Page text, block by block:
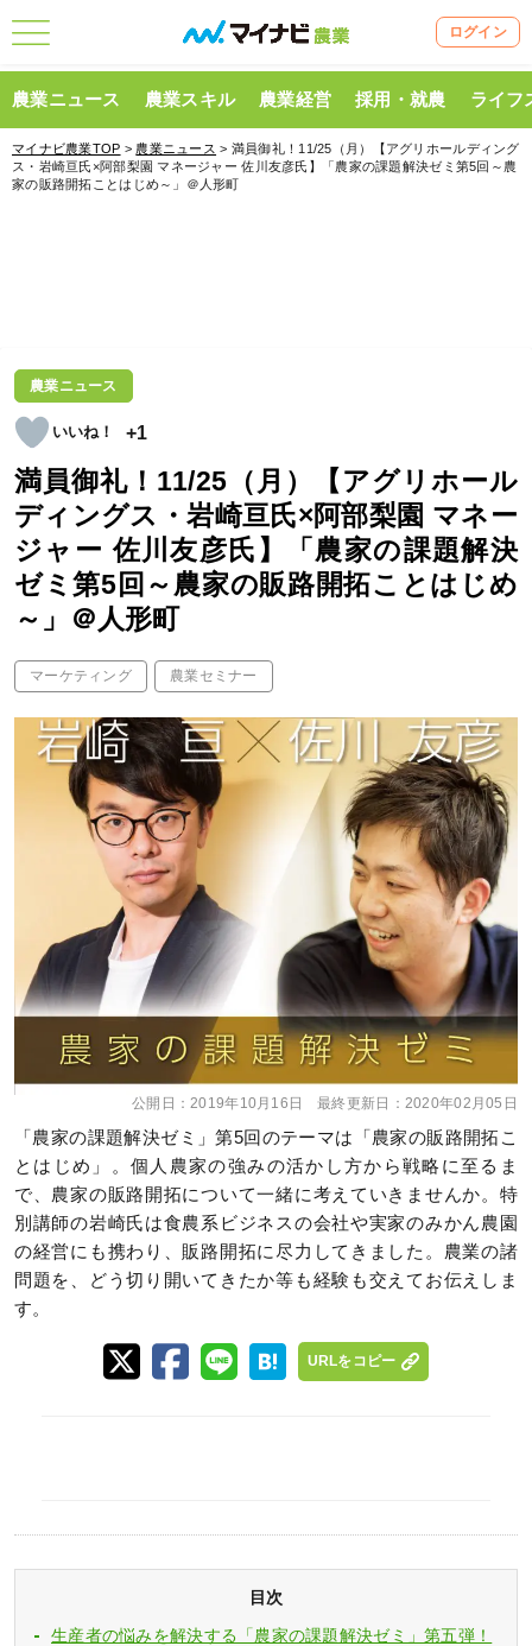
ログイン
農業ニュース 農業スキル 農業経営 採用・就農 ライフ
マイナビ農業TOP > 農業ニュース > 満員御礼！11/25（月）【アグリホールディング
ス・岩崎亘氏×阿部梨園 マネージャー 佐川友彦氏】「農家の課題解決ゼミ第5回～農
家の販路開拓ことはじめ～」＠人形町
農業ニュース
+1
満員御礼！11/25（月）【アグリホール
ディングス・岩崎亘氏×阿部梨園 マネー
ジャー 佐川友彦氏】「農家の課題解決
ゼミ第5回～農家の販路開拓ことはじめ
～」＠人形町
マーケティング 農業セミナー
公開日：2019年10月16日 最終更新日： 2020年02月05日
「農家の課題解決ゼミ」第5回のテーマは「農家の販路開拓こ
とはじめ」。個人農家の強みの活かし方から戦略に至るま
で、農家の販路開拓について一緒に考えていきませんか。特
別講師の岩崎氏は食農系ビジネスの会社や実家のみかん農園
の経営にも携わり、販路開拓に尽力してきました。農業の諸
問題を、どう切り開いてきたか等も経験も交えてお伝えしま
す。
URLをコピー
目次
生産者の悩みを解決する「農家の課題解決ゼミ」第五弾！